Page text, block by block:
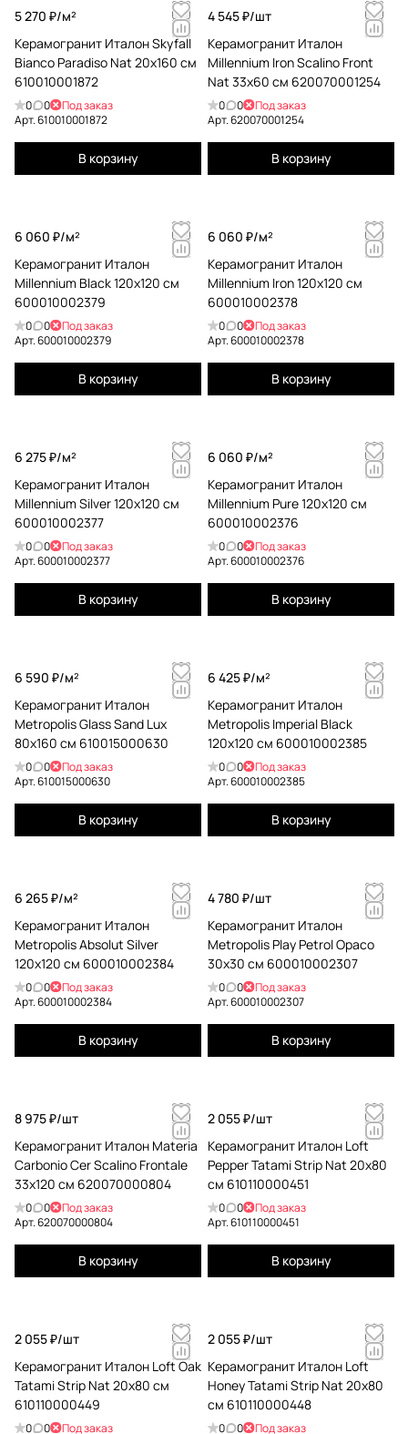
5 270 ₽/м²
Керамогранит Италон Skyfall
Bianco Paradiso Nat 20x160 см
610010001872
0 0
Под заказ
Арт.610010001872
В корзину
4 545 ₽/шт
Керамогранит Италон
Millennium Iron Scalino Front
Nat 33x60 см 620070001254
0 0
Под заказ
Арт.620070001254
В корзину
6 060 ₽/м²
Керамогранит Италон
Millennium Black 120x120 см
600010002379
0 0
Под заказ
Арт.600010002379
В корзину
6 060 ₽/м²
Керамогранит Италон
Millennium Iron 120x120 см
600010002378
0 0
Под заказ
Арт.600010002378
В корзину
6 275 ₽/м²
Керамогранит Италон
Millennium Silver 120x120 см
600010002377
0 0
Под заказ
Арт.600010002377
В корзину
6 060 ₽/м²
Керамогранит Италон
Millennium Pure 120x120 см
600010002376
0 0
Под заказ
Арт.600010002376
В корзину
6 590 ₽/м²
Керамогранит Италон
Metropolis Glass Sand Lux
80x160 см 610015000630
0 0
Под заказ
Арт.610015000630
В корзину
6 425 ₽/м²
Керамогранит Италон
Metropolis Imperial Black
120x120 см 600010002385
0 0
Под заказ
Арт.600010002385
В корзину
6 265 ₽/м²
Керамогранит Италон
Metropolis Absolut Silver
120x120 см 600010002384
0 0
Под заказ
Арт.600010002384
В корзину
4 780 ₽/шт
Керамогранит Италон
Metropolis Play Petrol Opaco
30x30 см 600010002307
0 0
Под заказ
Арт.600010002307
В корзину
8 975 ₽/шт
Керамогранит Италон Materia
Carbonio Cer Scalino Frontale
33x120 см 620070000804
0 0
Под заказ
Арт.620070000804
В корзину
2 055 ₽/шт
Керамогранит Италон Loft
Pepper Tatami Strip Nat 20x80
см 610110000451
0 0
Под заказ
Арт.610110000451
В корзину
2 055 ₽/шт
Керамогранит Италон Loft Oak
Tatami Strip Nat 20x80 см
610110000449
0 0 Под заказ
2 055 ₽/шт
Керамогранит Италон Loft
Honey Tatami Strip Nat 20x80
см 610110000448
0 0 Под заказ